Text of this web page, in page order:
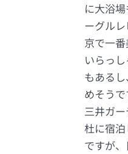
に大浴
ーグル
京で一
いらっ
もある
めそうで
三井ガ
杜に宿
ですが